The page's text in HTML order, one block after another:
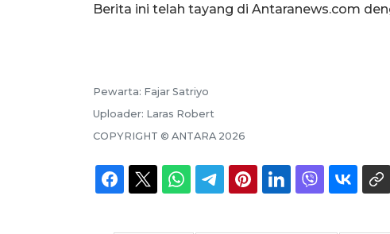
Berita ini telah tayang di Antaranews.com
Pewarta: Fajar Satriyo
Uploader: Laras Robert
COPYRIGHT © ANTARA 2026